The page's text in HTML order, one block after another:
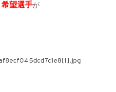
望選手が